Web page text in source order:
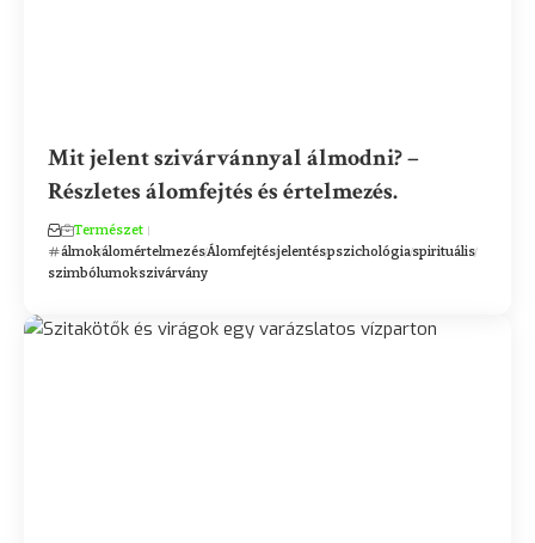
Mit jelent szivárvánnyal álmodni? –
Részletes álomfejtés és értelmezés.
Természet
álmokálomértelmezésÁlomfejtésjelentéspszichológiaspirituális
szimbólumokszivárvány